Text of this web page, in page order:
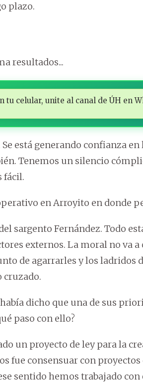
plazo.
resultados...
tu celular, unite al canal de ÚH en
está generando confianza
Tenemos un silencio
fácil.
en Arroyito en donde
sargento Fernández. Todo
externos. La moral no va a
de agarrarles y los ladridos
cruzado.
dicho que una de sus
paso con ello?
un proyecto de ley para la
fue consensuar con proyectos
sentido hemos trabajado